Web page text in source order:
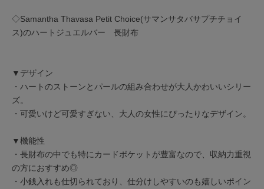
◇Samantha Thavasa Petit Choice(サマンサタバサプチチョイ
ス)のハートジュエルバー 長財布
▼デザイン
・ハートのストーンとパールの組み合わせが大人かわいいシリー
ズ。
・可愛いけど可愛すぎない、大人の女性にぴったりなデザイン。
▼機能性
・長財布の中でも特にカードポケットが豊富なので、収納力重視
の方におすすめ◎
・小銭入れも仕切られており、仕分けしやすいのも嬉しいポイン